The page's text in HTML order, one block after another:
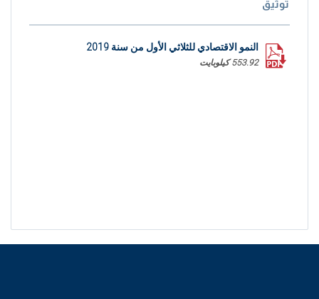
توثيق
النمو الاقتصادي للثلاثي الأول من سنة 2019
553.92 كيلوبايت